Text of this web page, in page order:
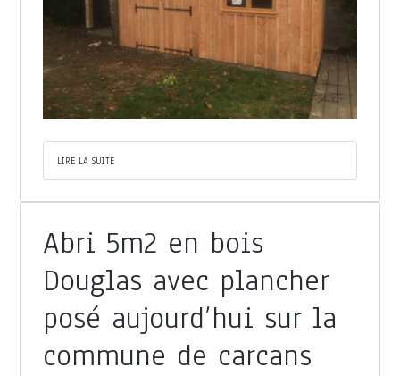
LIRE LA SUITE
Abri 5m2 en bois
Douglas avec plancher
posé aujourd’hui sur la
commune de carcans